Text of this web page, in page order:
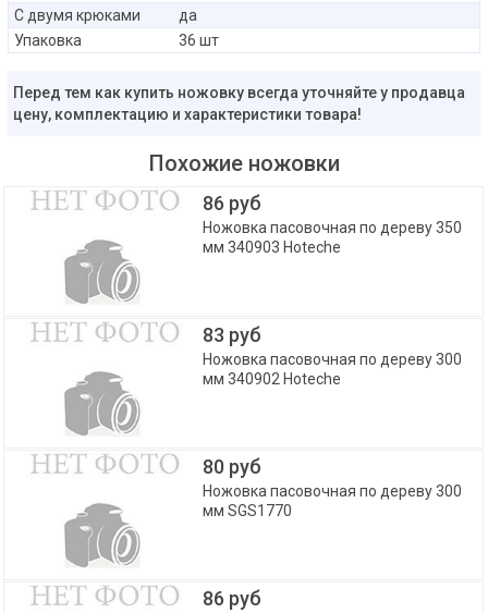
С двумя крюками
да
Упаковка
36 шт
Перед тем как купить ножовку всегда уточняйте у продавца
цену, комплектацию и характеристики товара!
Похожие ножовки
86 руб
Ножовка пасовочная по дереву 350
мм 340903 Hoteche
83 руб
Ножовка пасовочная по дереву 300
мм 340902 Hoteche
80 руб
Ножовка пасовочная по дереву 300
мм SGS1770
86 руб